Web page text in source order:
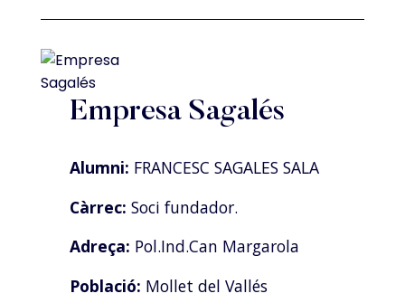
Empresa Sagalés
Alumni: FRANCESC SAGALES SALA
Càrrec: Soci fundador.
Adreça: Pol.Ind.Can Margarola
Població: Mollet del Vallés